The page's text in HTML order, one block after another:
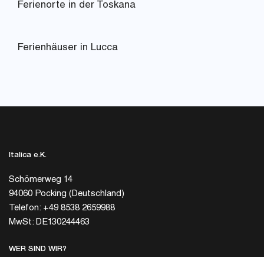
Ferienorte in der Toskana
Ferienhäuser in Lucca
Italica e.K.
Schömerweg 14
94060 Pocking (Deutschland)
Telefon: +49 8538 2659988
MwSt: DE130244463
WER SIND WIR?